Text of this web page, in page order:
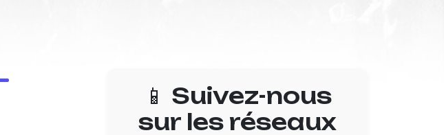
📱 Suivez-nous
sur les réseaux